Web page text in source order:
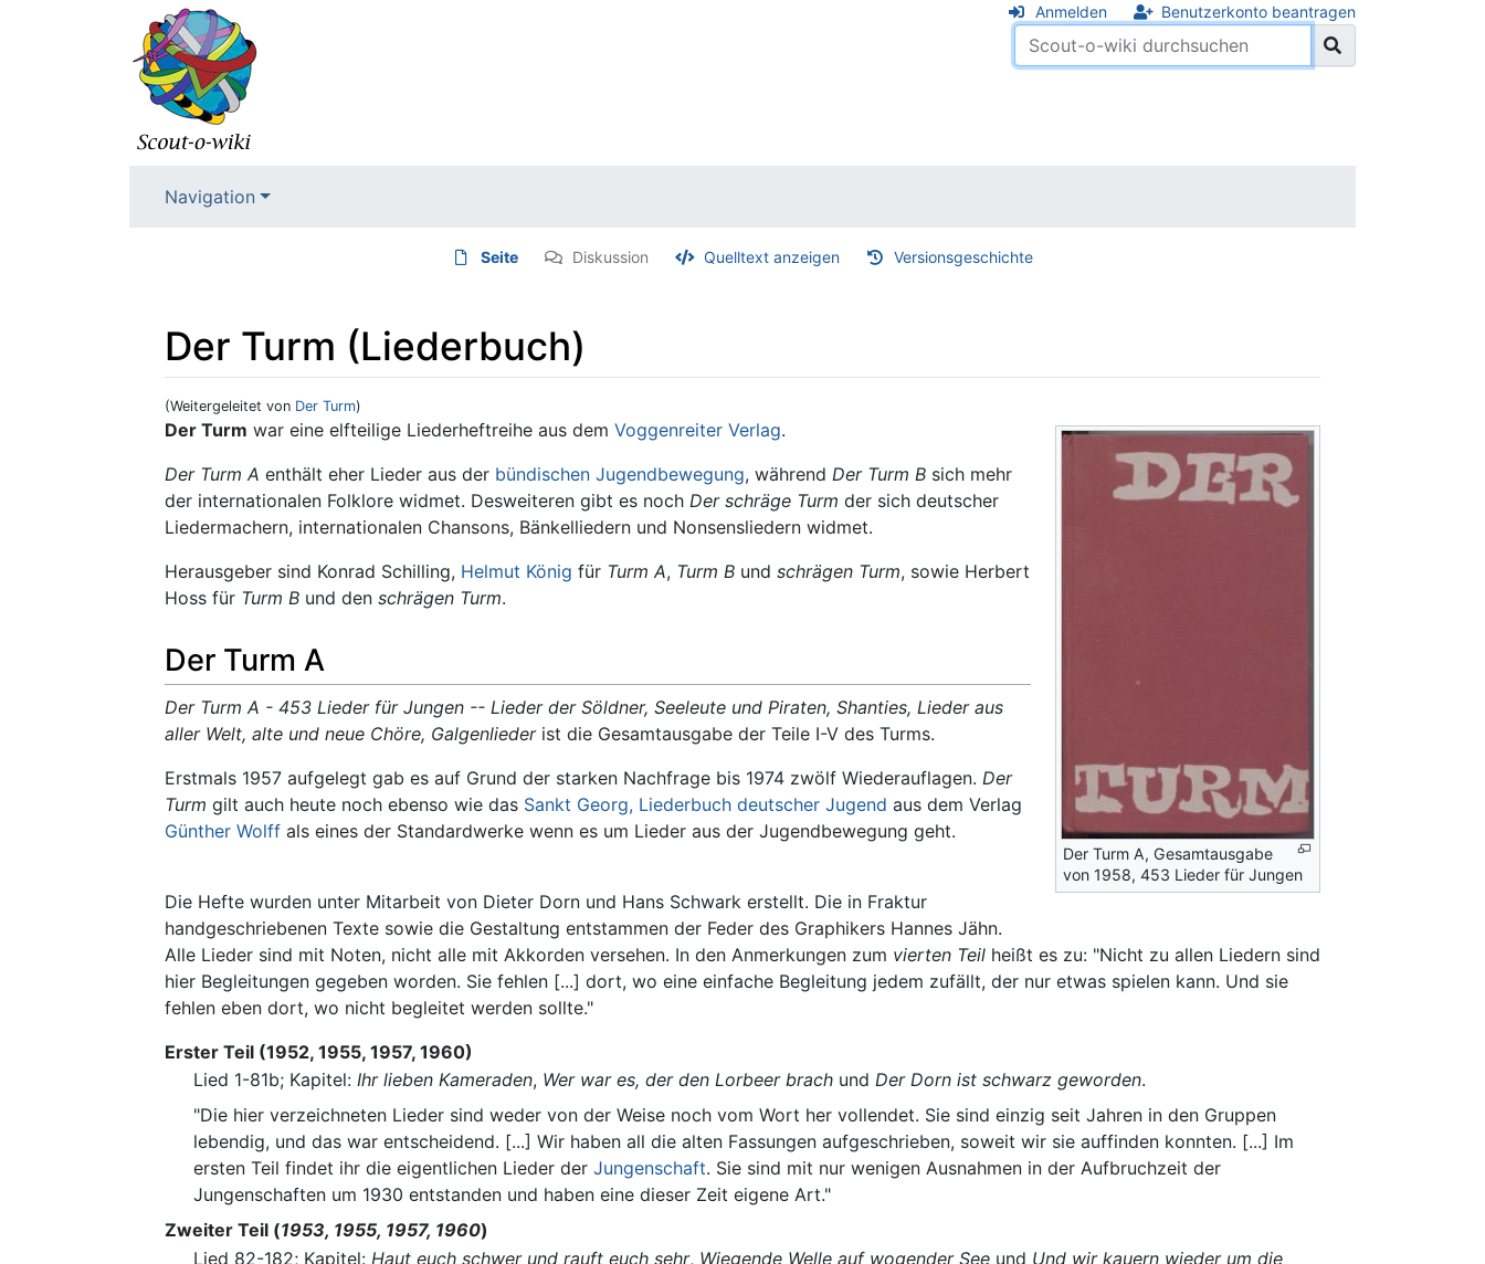
Anmelden Benutzerkonto beantragen
Navigation
Seite Diskussion Quelltext anzeigen Versionsgeschichte
Der Turm (Liederbuch)
(Weitergeleitet von Der Turm)
Wechseln zu:Navigation,Suche
Der Turm A, Gesamtausgabe
von 1958, 453 Lieder für Jungen
Der Turm war eine elfteilige Liederheftreihe aus dem Voggenreiter Verlag.
Der Turm A enthält eher Lieder aus der bündischen Jugendbewegung, während Der Turm B sich mehr
der internationalen Folklore widmet. Desweiteren gibt es noch Der schräge Turm der sich deutscher
Liedermachern, internationalen Chansons, Bänkelliedern und Nonsensliedern widmet.
Herausgeber sind Konrad Schilling, Helmut König für Turm A, Turm B und schrägen Turm, sowie Herbert
Hoss für Turm B und den schrägen Turm.
Der Turm A
Der Turm A - 453 Lieder für Jungen -- Lieder der Söldner, Seeleute und Piraten, Shanties, Lieder aus
aller Welt, alte und neue Chöre, Galgenliederist die Gesamtausgabe der Teile I-V des Turms.
Erstmals 1957 aufgelegt gab es auf Grund der starken Nachfrage bis 1974 zwölf Wiederauflagen. Der
Turm gilt auch heute noch ebenso wie das Sankt Georg, Liederbuch deutscher Jugend aus dem Verlag
Günther Wolff als eines der Standardwerke wenn es um Lieder aus der Jugendbewegung geht.
Die Hefte wurden unter Mitarbeit von Dieter Dorn und Hans Schwark erstellt. Die in Fraktur
handgeschriebenen Texte sowie die Gestaltung entstammen der Feder des Graphikers Hannes Jähn.
Alle Lieder sind mit Noten, nicht alle mit Akkorden versehen. In den Anmerkungen zum vierten Teil heißt es zu: "Nicht zu allen Liedern sind
hier Begleitungen gegeben worden. Sie fehlen [...] dort, wo eine einfache Begleitung jedem zufällt, der nur etwas spielen kann. Und sie
fehlen eben dort, wo nicht begleitet werden sollte."
Erster Teil (1952, 1955, 1957, 1960)
Lied 1-81b; Kapitel: Ihr lieben Kameraden, Wer war es, der den Lorbeer brachund Der Dorn ist schwarz geworden.
"Die hier verzeichneten Lieder sind weder von der Weise noch vom Wort her vollendet. Sie sind einzig seit Jahren in den Gruppen
lebendig, und das war entscheidend. [...] Wir haben all die alten Fassungen aufgeschrieben, soweit wir sie auffinden konnten. [...] Im
ersten Teil findet ihr die eigentlichen Lieder der Jungenschaft. Sie sind mit nur wenigen Ausnahmen in der Aufbruchzeit der
Jungenschaften um 1930 entstanden und haben eine dieser Zeit eigene Art."
Zweiter Teil (1953, 1955, 1957, 1960)
Lied 82-182; Kapitel: Haut euch schwer und rauft euch sehr, Wiegende Welle auf wogender Seeund Und wir kauern wieder um die